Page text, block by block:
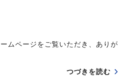
ムページをご覧いただき、ありが
つづきを読む